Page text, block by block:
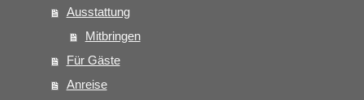
Ausstattung
Mitbringen
Für Gäste
Anreise